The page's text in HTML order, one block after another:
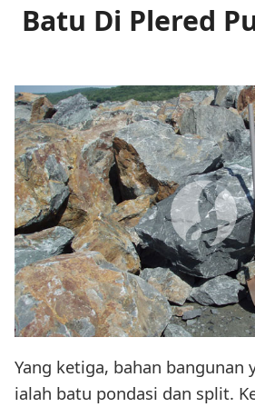
Batu Di Plered
Yang ketiga, bahan bangunan
ialah batu pondasi dan split.